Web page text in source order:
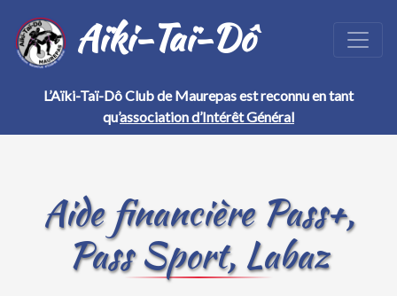
Aïki-Taï-Dô
L’Aïki-Taï-Dô Club de Maurepas est reconnu en tant
qu’association d’Intérêt Général
Aide financière Pass+,
Pass Sport, Labaz